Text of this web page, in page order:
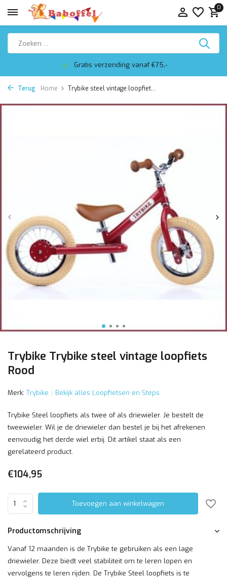
0
Gratis verzending vanaf €75,-
Terug Home Trybike steel vintage loopfiet...
Trybike Trybike steel vintage loopfiets
Rood
Merk: Trybike Bekijk alles Loopfietsen en Steps
Trybike Steel loopfiets als twee of als driewieler. Je bestelt de
tweewieler. Wil je de driewieler dan bestel je bij het afrekenen
eenvoudig het derde wiel erbij. Dit artikel staat als een
gerelateerd product.
€104,95
Toevoegen aan winkelwagen
Productomschrijving
Vanaf 12 maanden is de Trybike te gebruiken als een lage
driewieler. Deze biedt veel stabiliteit om te leren lopen en
vervolgens te leren rijden. De Trybike Steel loopfiets is te